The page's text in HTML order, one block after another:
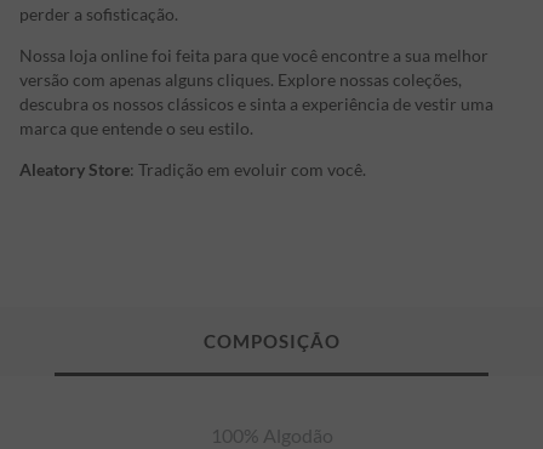
perder a sofisticação.
Nossa loja online foi feita para que você encontre a sua melhor
versão com apenas alguns cliques. Explore nossas coleções,
descubra os nossos clássicos e sinta a experiência de vestir uma
marca que entende o seu estilo.
Aleatory Store: Tradição em evoluir com você.
100% Algodão